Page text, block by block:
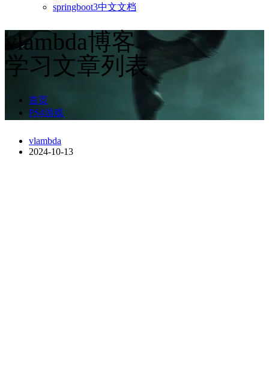
springboot3中文文档
vlambda博客
学习文章列表
首页
PS4游戏
vlambda
2024-10-13